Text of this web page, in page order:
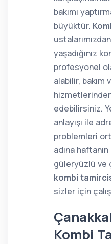
bakımı
büyüktür.
yaşadığınız
profesyonel
alabilir, bakım
edebilirsiniz.
anlayışı ile
problemleri
adına
güleryüzlü ve
kombi
sizler için
Kombi